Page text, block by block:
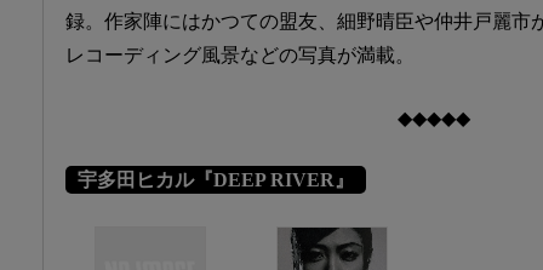
録。作家陣にはかつての盟友、細野晴臣や仲井戸麗市
レコーディング風景などの写真が満載。
◆◆◆◆◆
宇多田ヒカル『DEEP RIVER』